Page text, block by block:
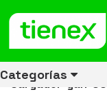
Categorías
Cargador GaN
Cargador
Rapida 30
Cargador-gan-